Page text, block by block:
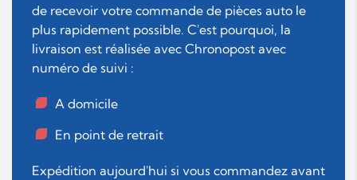
de recevoir votre commande de pièces auto le
plus rapidement possible. C'est pourquoi, la
livraison est réalisée avec Chronopost avec
numéro de suivi :
A domicile
En point de retrait
Expédition aujourd'hui si vous commandez avant